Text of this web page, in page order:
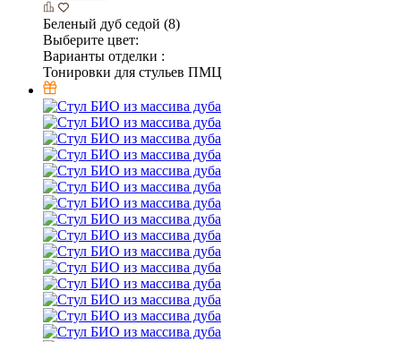
Беленый дуб седой (8)
Выберите цвет:
Варианты отделки :
Тонировки для стульев ПМЦ